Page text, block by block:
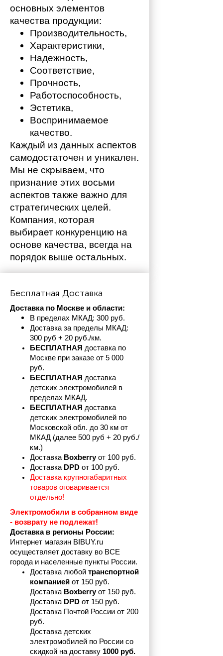
основных элементов
качества продукции:
Производительность,
Характеристики,
Надежность,
Соответствие,
Прочность,
Работоспособность,
Эстетика,
Воспринимаемое
качество.
Каждый из данных аспектов
самодостаточен и уникален.
Мы не скрываем, что
признание этих восьми
аспектов также важно для
стратегических целей.
Компания, которая
выбирает конкуренцию на
основе качества, всегда на
порядок выше остальных.
Бесплатная Доставка
Доставка по Москве и области:
В пределах МКАД: 300 руб.
Доставка за пределы МКАД:
300 руб + 20 руб./км.
БЕСПЛАТНАЯ доставка по
Москве при заказе от 5 000
руб.
БЕСПЛАТНАЯ доставка
детских электромобилей в
пределах МКАД.
БЕСПЛАТНАЯ доставка
детских электромобилей по
Московской обл. до 30 км от
МКАД (далее 500 руб + 20 руб./
км.)
Доставка Boxberry от 100 руб.
Доставка DPD от 100 руб.
Доставка крупногабаритных
товаров оговаривается
отдельно!
Электромобили в собранном виде
- возврату не подлежат!
Доставка в регионы России:
Интернет магазин BIBUY.ru
осуществляет доставку во ВСЕ
города и населенные пункты России.
Доставка любой транспортной
компанией от 150 руб.
Доставка Boxberry от 150 руб.
Доставка DPD от 150 руб.
Доставка Почтой России от 200
руб.
Доставка детских
электромобилей по России со
скидкой на доставку 1000 руб.